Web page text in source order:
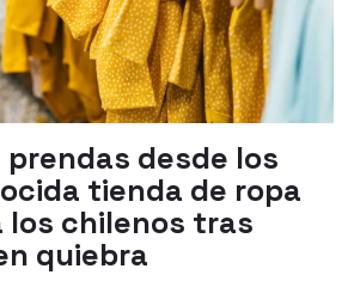
prendas desde los
tienda de ropa
los chilenos tras
quiebra